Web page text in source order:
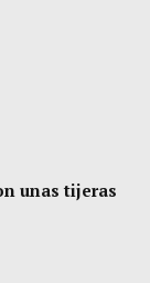
unas tijeras